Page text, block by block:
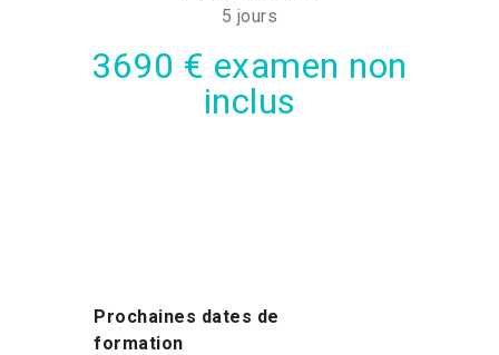
5 jours
3690 € examen non
inclus
Prochaines dates de
formation